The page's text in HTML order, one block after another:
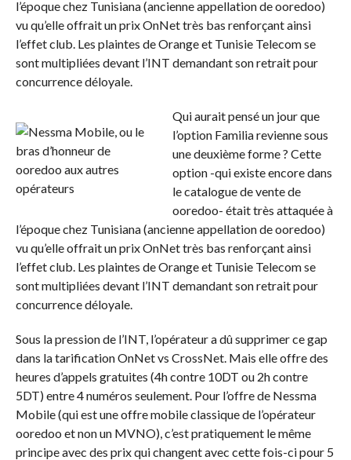
l’époque chez Tunisiana (ancienne appellation de ooredoo)
vu qu’elle offrait un prix OnNet très bas renforçant ainsi
l’effet club. Les plaintes de Orange et Tunisie Telecom se
sont multipliées devant l’INT demandant son retrait pour
concurrence déloyale.
Qui aurait pensé un jour que
l’option Familia revienne sous
une deuxième forme ? Cette
option -qui existe encore dans
le catalogue de vente de
ooredoo- était très attaquée à
l’époque chez Tunisiana (ancienne appellation de ooredoo)
vu qu’elle offrait un prix OnNet très bas renforçant ainsi
l’effet club. Les plaintes de Orange et Tunisie Telecom se
sont multipliées devant l’INT demandant son retrait pour
concurrence déloyale.
Sous la pression de l’INT, l’opérateur a dû supprimer ce gap
dans la tarification OnNet vs CrossNet. Mais elle offre des
heures d’appels gratuites (4h contre 10DT ou 2h contre
5DT) entre 4 numéros seulement. Pour l’offre de Nessma
Mobile (qui est une offre mobile classique de l’opérateur
ooredoo et non un MVNO), c’est pratiquement le même
principe avec des prix qui changent avec cette fois-ci pour 5